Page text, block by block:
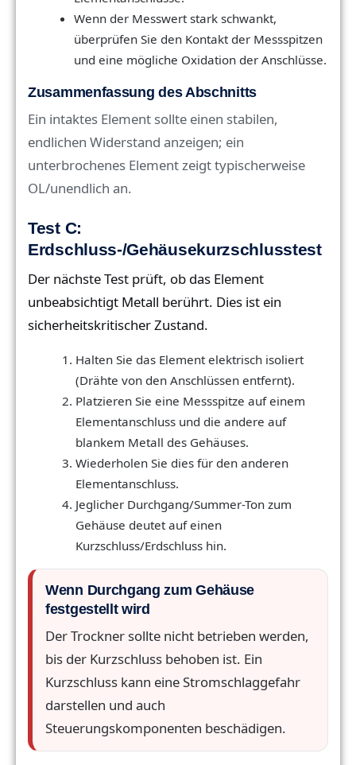
Wenn der Messwert stark schwankt,
überprüfen Sie den Kontakt der Messspitzen
und eine mögliche Oxidation der Anschlüsse.
Zusammenfassung des Abschnitts
Ein intaktes Element sollte einen stabilen,
endlichen Widerstand anzeigen; ein
unterbrochenes Element zeigt typischerweise
OL/unendlich an.
Test C:
Erdschluss-/Gehäusekurzschlusstest
Der nächste Test prüft, ob das Element
unbeabsichtigt Metall berührt. Dies ist ein
sicherheitskritischer Zustand.
Halten Sie das Element elektrisch isoliert
(Drähte von den Anschlüssen entfernt).
Platzieren Sie eine Messspitze auf einem
Elementanschluss und die andere auf
blankem Metall des Gehäuses.
Wiederholen Sie dies für den anderen
Elementanschluss.
Jeglicher Durchgang/Summer-Ton zum
Gehäuse deutet auf einen
Kurzschluss/Erdschluss hin.
Wenn Durchgang zum Gehäuse
festgestellt wird
Der Trockner sollte nicht betrieben werden,
bis der Kurzschluss behoben ist. Ein
Kurzschluss kann eine Stromschlaggefahr
darstellen und auch
Steuerungskomponenten beschädigen.